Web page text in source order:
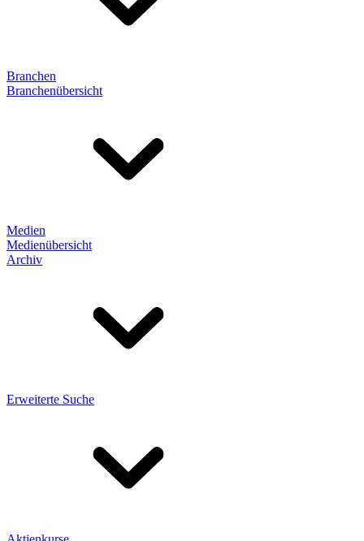
Branchen
Branchenübersicht
Medien
Medienübersicht
Archiv
Erweiterte Suche